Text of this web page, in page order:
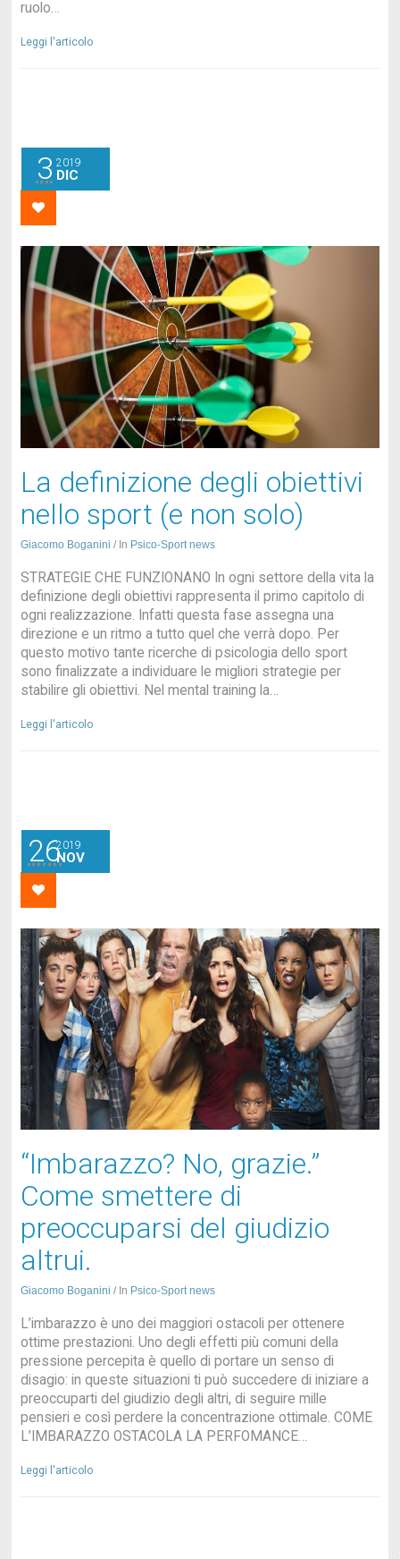
ruolo…
Leggi l'articolo
3 2019
DIC
La definizione degli obiettivi
nello sport (e non solo)
Giacomo Boganini / In Psico-Sport news
STRATEGIE CHE FUNZIONANO In ogni settore della vita la
definizione degli obiettivi rappresenta il primo capitolo di
ogni realizzazione. Infatti questa fase assegna una
direzione e un ritmo a tutto quel che verrà dopo. Per
questo motivo tante ricerche di psicologia dello sport
sono finalizzate a individuare le migliori strategie per
stabilire gli obiettivi. Nel mental training la…
Leggi l'articolo
262019
NOV
“Imbarazzo? No, grazie.”
Come smettere di
preoccuparsi del giudizio
altrui.
Giacomo Boganini / In Psico-Sport news
L’imbarazzo è uno dei maggiori ostacoli per ottenere
ottime prestazioni. Uno degli effetti più comuni della
pressione percepita è quello di portare un senso di
disagio: in queste situazioni ti può succedere di iniziare a
preoccuparti del giudizio degli altri, di seguire mille
pensieri e così perdere la concentrazione ottimale. COME
L’IMBARAZZO OSTACOLA LA PERFOMANCE…
Leggi l'articolo